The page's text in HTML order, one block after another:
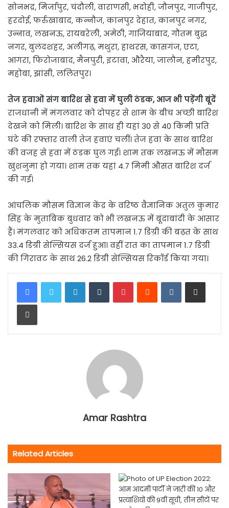
सोनभद्र, मिर्जापुर, चंदौली, वाराणसी, भदोही, जौनपुर, गाजीपुर,
हरदोई, फर्रुखाबाद, कन्नौज, कानपुर देहात, कानपुर नगर,
उन्नाव, लखनऊ, रायबरेली, अमेठी, गाजियाबाद, गौतम बुद्ध
नगर, बुलंदशहर, अलीगढ़, मथुरा, हाथरस, कासगंज, एटा,
आगरा, फिरोजाबाद, मैनपुरी, इटावा, औरैया, जालौन, हमीरपुर,
महोबा, झांसी, ललितपुर।
तेज हवाओं संग बारिश से हवा में घुली ठंडक, आज भी पड़ेंगी बूंदें
राजधानी में मंगलवार को दोपहर से शाम के बीच अच्छी बारिश
देखने को मिली। बारिश के साथ ही यहां 30 से 40 किमी प्रति
घंटे की रफ्तार वाली तेज हवाएं चलीं। तेज हवा के साथ बारिश
की वजह से हवा में ठंडक घुल गई। शाम तक लखनऊ में माैसम
खुशनुमा हो गया। शाम तक यहां 4.7 मिमी औसत बारिश दर्ज
की गई।
आंचलिक मौसम विज्ञान केंद्र के वरिष्ठ वैज्ञानिक अतुल कुमार
सिंह के मुताबिक बुधवार को भी लखनऊ में बूंदाबांदी के आसार
हैं। मंगलवार को अधिकतम तापमान 1.7 डिग्री की बढ़त के साथ
33.4 डिग्री सेल्सियस दर्ज हुआ। वहीं रात का तापमान 1.7 डिग्री
की गिरावट के साथ 26.2 डिग्री सेल्सियस रिकॉर्ड किया गया।
LinkedInTumblrPinterestReddit VKontakteShare via Email
Print
Amar Rashtra
Related Articles